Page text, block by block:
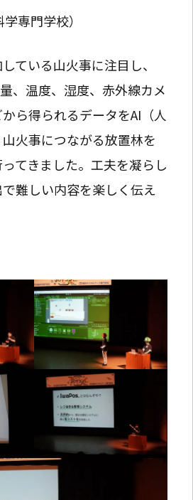
専門学校）
ている山火事に注目し、
、温度、湿度、赤外線カメ
ら得られるデータをAI（人
火事につながる放置林を
てきました。工夫を凝らし
難しい内容を楽しく伝え